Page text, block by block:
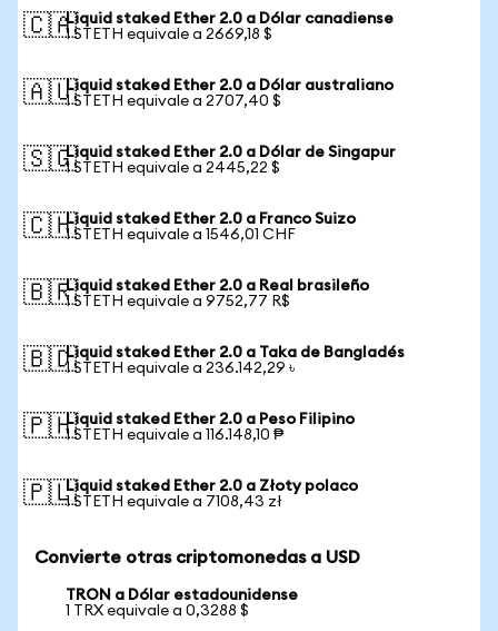
🇨🇦Liquid staked Ether 2.0 a Dólar canadiense
1 STETH equivale a 2669,18 $
🇦🇺Liquid staked Ether 2.0 a Dólar australiano
1 STETH equivale a 2707,40 $
🇸🇬Liquid staked Ether 2.0 a Dólar de Singapur
1 STETH equivale a 2445,22 $
🇨🇭Liquid staked Ether 2.0 a Franco Suizo
1 STETH equivale a 1546,01 CHF
🇧🇷Liquid staked Ether 2.0 a Real brasileño
1 STETH equivale a 9752,77 R$
🇧🇩Liquid staked Ether 2.0 a Taka de Bangladés
1 STETH equivale a 236.142,29 ৳
🇵🇭Liquid staked Ether 2.0 a Peso Filipino
1 STETH equivale a 116.148,10 ₱
🇵🇱Liquid staked Ether 2.0 a Złoty polaco
1 STETH equivale a 7108,43 zł
Convierte otras criptomonedas a USD
TRON a Dólar estadounidense
1 TRX equivale a 0,3288 $